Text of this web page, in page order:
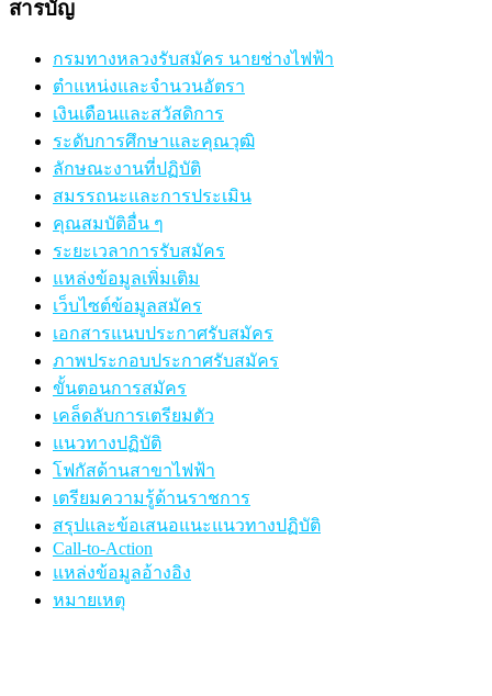
สารบัญ
กรมทางหลวงรับสมัคร นายช่างไฟฟ้า
ตำแหน่งและจำนวนอัตรา
เงินเดือนและสวัสดิการ
ระดับการศึกษาและคุณวุฒิ
ลักษณะงานที่ปฏิบัติ
สมรรถนะและการประเมิน
คุณสมบัติอื่น ๆ
ระยะเวลาการรับสมัคร
แหล่งข้อมูลเพิ่มเติม
เว็บไซต์ข้อมูลสมัคร
เอกสารแนบประกาศรับสมัคร
ภาพประกอบประกาศรับสมัคร
ขั้นตอนการสมัคร
เคล็ดลับการเตรียมตัว
แนวทางปฏิบัติ
โฟกัสด้านสาขาไฟฟ้า
เตรียมความรู้ด้านราชการ
สรุปและข้อเสนอแนะแนวทางปฏิบัติ
Call-to-Action
แหล่งข้อมูลอ้างอิง
หมายเหตุ